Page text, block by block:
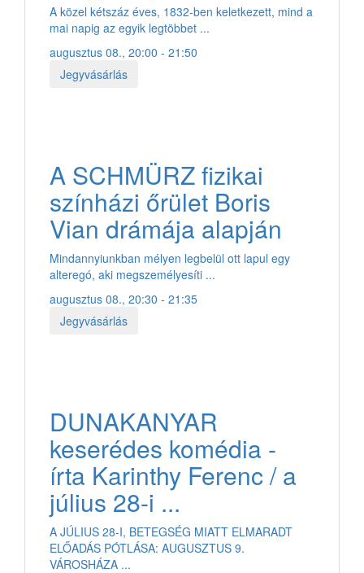
A közel kétszáz éves, 1832-ben keletkezett, mind a
mai napig az egyik legtöbbet ...
augusztus 08., 20:00 - 21:50
Jegyvásárlás
A SCHMÜRZ fizikai
színházi őrület Boris
Vian drámája alapján
Mindannyiunkban mélyen legbelül ott lapul egy
alteregó, aki megszemélyesíti ...
augusztus 08., 20:30 - 21:35
Jegyvásárlás
DUNAKANYAR
keserédes komédia -
írta Karinthy Ferenc / a
július 28-i ...
A JÚLIUS 28-I, BETEGSÉG MIATT ELMARADT
ELŐADÁS PÓTLÁSA: AUGUSZTUS 9.
VÁROSHÁZA ...